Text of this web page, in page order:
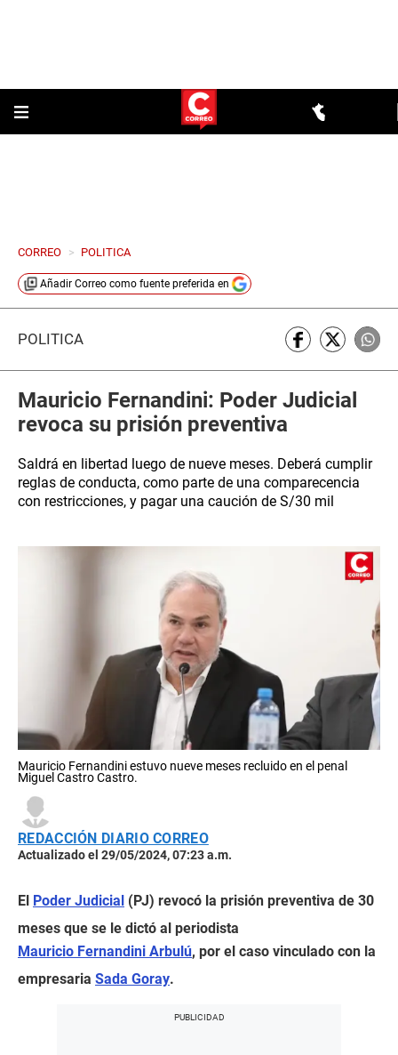
CORREO > POLITICA
Añadir Correo como fuente preferida en
POLÍTICA
Mauricio Fernandini: Poder Judicial
revoca su prisión preventiva
Saldrá en libertad luego de nueve meses. Deberá cumplir
reglas de conducta, como parte de una comparecencia
con restricciones, y pagar una caución de S/30 mil
Mauricio Fernandini estuvo nueve meses recluido en el penal
Miguel Castro Castro.
REDACCIÓN DIARIO CORREO
Actualizado el 29/05/2024, 07:23 a.m.
El Poder Judicial (PJ) revocó la prisión preventiva de 30
meses que se le dictó al periodista
Mauricio Fernandini Arbulú, por el caso vinculado con la
empresaria Sada Goray.